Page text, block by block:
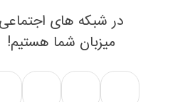
در شبکه های اجتماعی
میزبان شما هستیم!